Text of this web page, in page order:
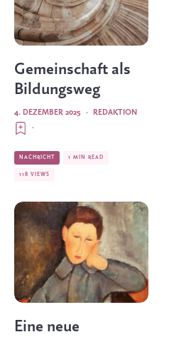
Gemeinschaft als
Bildungsweg
REDAKTION
·
4. DEZEMBER 2025
·
NACHRICHT 1 MIN READ
118 VIEWS
Eine neue